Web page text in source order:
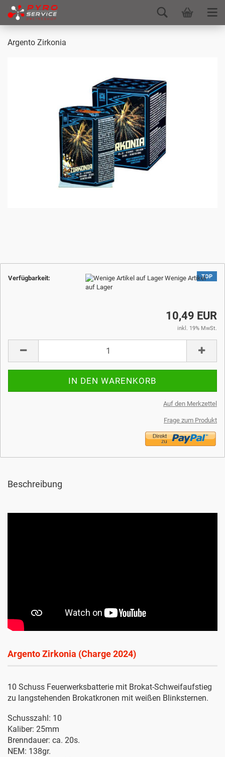
Argento Zirkonia
TOP
Verfügbarkeit:
Wenige Artikel
auf Lager
10,49 EUR
inkl. 19% MwSt.
Auf den Merkzettel
Frage zum Produkt
Beschreibung
Argento Zirkonia (Charge 2024)
10 Schuss Feuerwerksbatterie mit Brokat-Schweifaufstieg
zu langstehenden Brokatkronen mit weißen Blinksternen.
Schusszahl: 10
Kaliber: 25mm
Brenndauer: ca. 20s.
NEM: 138gr.